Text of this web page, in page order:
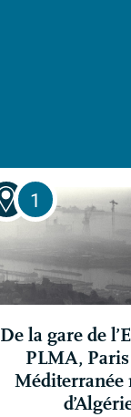
De la gare de
PLMA,
Méditerranée